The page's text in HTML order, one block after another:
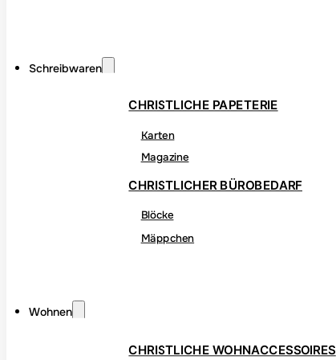
Schreibwaren
CHRISTLICHE PAPETERIE
Karten
Magazine
CHRISTLICHER BÜROBEDARF
Blöcke
Mäppchen
Wohnen
CHRISTLICHE WOHNACCESSOIRES